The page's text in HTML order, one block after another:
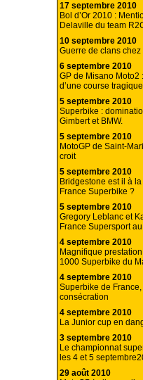
17 septembre 2010
Bol d’Or 2010 :
Delaville du team
10 septembre 2010
Guerre de clans
6 septembre 2010
GP de Misano Moto2
d’une course tragique
5 septembre 2010
Superbike :
Gimbert et BMW.
5 septembre 2010
MotoGP de Saint-
croit
5 septembre 2010
Bridgestone est il à
France Superbike ?
5 septembre 2010
Gregory Leblanc et
France Supersport
4 septembre 2010
Magnifique
1000 Superbike du
4 septembre 2010
Superbike de
consécration
4 septembre 2010
La Junior cup en
3 septembre 2010
Le championnat
les 4 et 5
29 août 2010